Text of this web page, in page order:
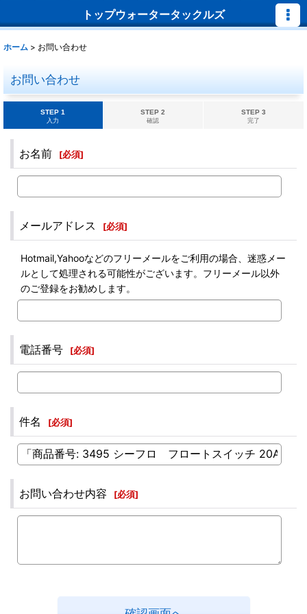
トップウォータータックルズ
ホーム > お問い合わせ
お問い合わせ
STEP 1
入力
STEP 2
確認
STEP 3
完了
お名前 [必須]
メールアドレス [必須]
Hotmail,Yahooなどのフリーメールをご利用の場合、迷惑メー
ルとして処理される可能性がございます。フリーメール以外
のご登録をお勧めします。
電話番号 [必須]
件名 [必須]
お問い合わせ内容 [必須]